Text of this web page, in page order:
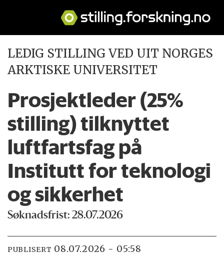
LEDIG STILLING VED UIT NORGES
ARKTISKE UNIVERSITET
Prosjektleder (25%
stilling) tilknyttet
luftfartsfag på
Institutt for teknologi
og sikkerhet
Søknadsfrist: 28.07.2026
PUBLISERT 08.07.2026 - 05:58